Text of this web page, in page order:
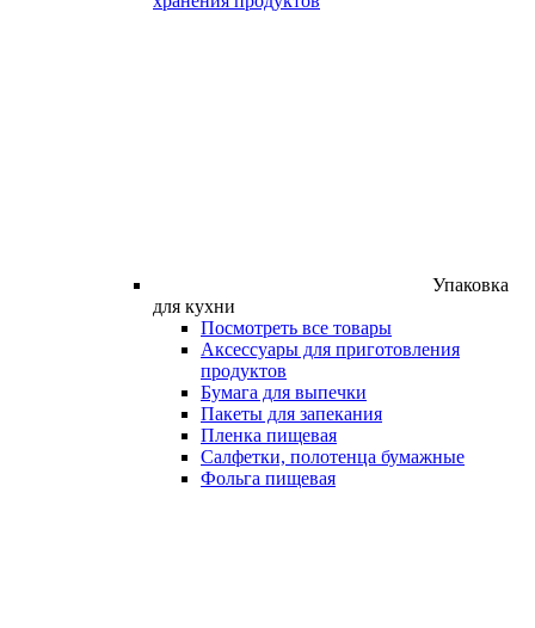
Упаковка
для кухни
Посмотреть все товары
Аксессуары для приготовления
продуктов
Бумага для выпечки
Пакеты для запекания
Пленка пищевая
Салфетки, полотенца бумажные
Фольга пищевая